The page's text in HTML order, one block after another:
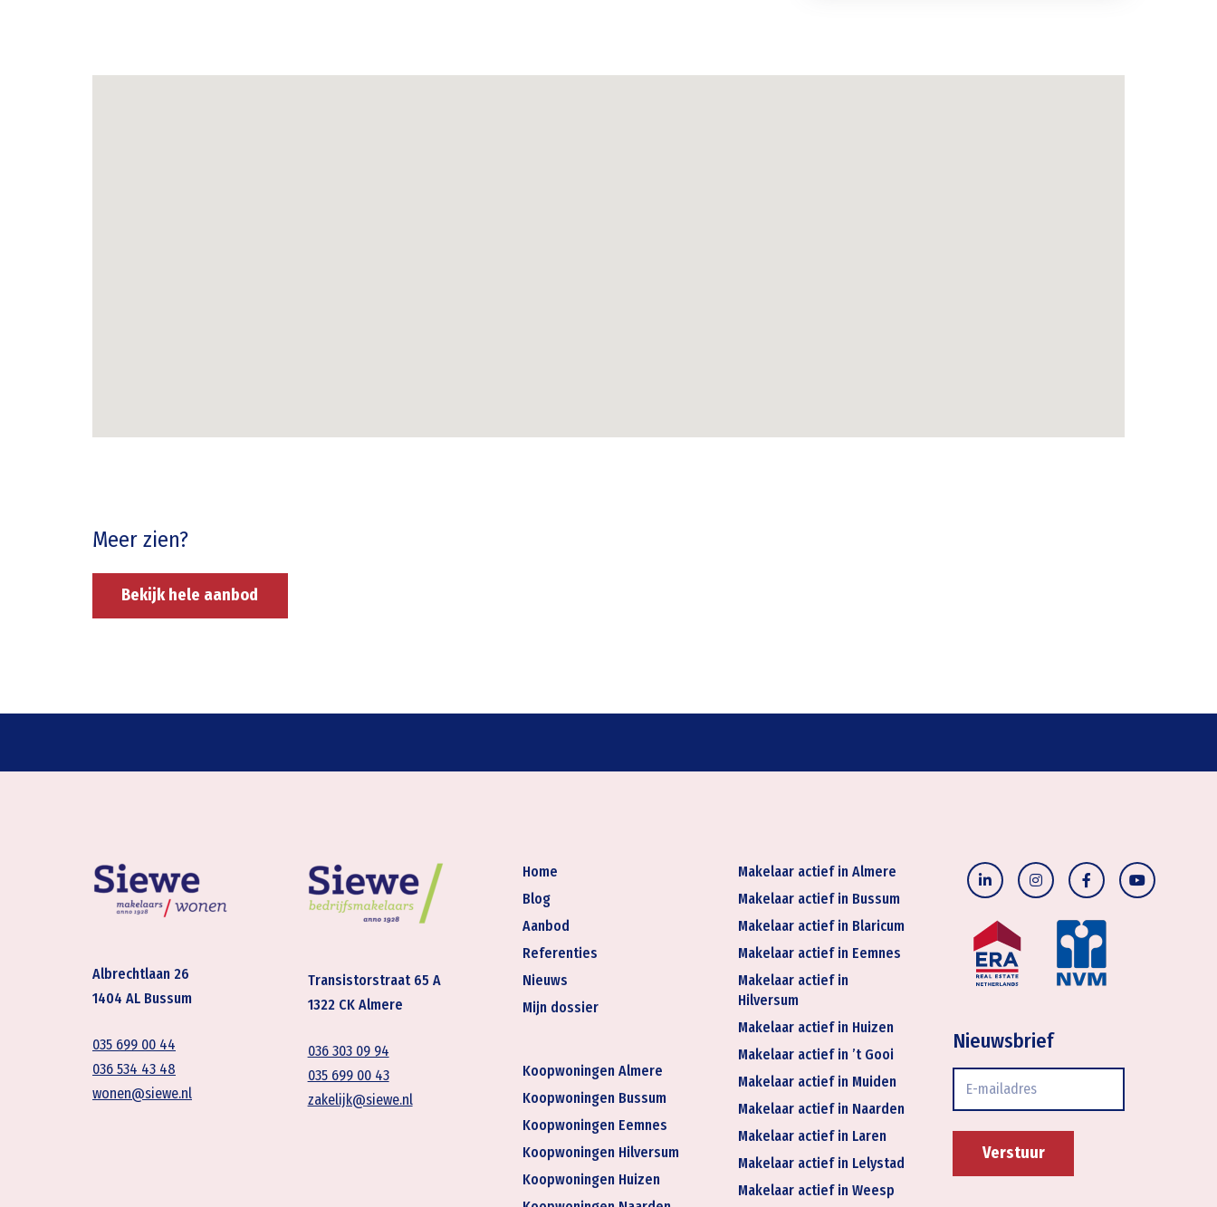
Meer zien?
Bekijk hele aanbod
Albrechtlaan 26
1404 AL Bussum
035 699 00 44
036 534 43 48
wonen@siewe.nl
Transistorstraat 65 A
1322 CK Almere
036 303 09 94
035 699 00 43
zakelijk@siewe.nl
Home
Blog
Aanbod
Referenties
Nieuws
Mijn dossier
Koopwoningen Almere
Koopwoningen Bussum
Koopwoningen Eemnes
Koopwoningen Hilversum
Koopwoningen Huizen
Makelaar actief in Almere
Makelaar actief in Bussum
Makelaar actief in Blaricum
Makelaar actief in Eemnes
Makelaar actief in
Hilversum
Makelaar actief in Huizen
Makelaar actief in ’t Gooi
Makelaar actief in Muiden
Makelaar actief in Naarden
Makelaar actief in Laren
Makelaar actief in Lelystad
Makelaar actief in Weesp
Nieuwsbrief